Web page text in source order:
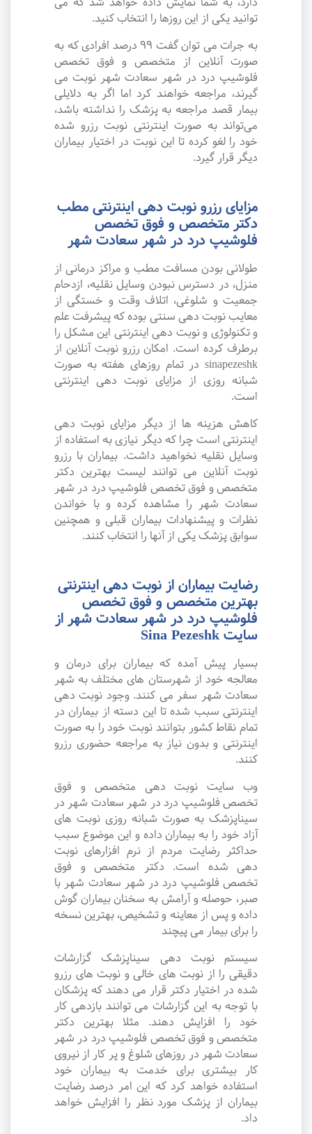
توانید یکی از این روزها را انتخاب کنید.
به جرات می‌ توان گفت ۹۹ درصد افرادی که به
صورت آنلاین از متخصص و فوق تخصص
فلوشیپ درد در شهر سعادت شهر نوبت می
گیرند، مراجعه خواهند کرد اما اگر به دلایلی
بیمار قصد مراجعه به پزشک را نداشته باشد،
می‌تواند به صورت اینترنتی نوبت رزرو شده
خود را لغو کرده تا این نوبت در اختیار بیماران
دیگر قرار گیرد.
مزایای رزرو نوبت دهی اینترنتی مطب
دکتر متخصص و فوق تخصص
فلوشیپ درد در شهر سعادت شهر
طولانی بودن مسافت مطب و مراکز درمانی از
منزل، در دسترس نبودن وسایل نقلیه، ازدحام
جمعیت و شلوغی، اتلاف وقت و خستگی از
معایب نوبت دهی سنتی بوده که پیشرفت علم
و تکنولوژی و نوبت دهی اینترنتی این مشکل را
برطرف کرده است. امکان رزرو نوبت آنلاین از
sinapezeshk در تمام روزهای هفته به صورت
شبانه روزی از مزایای نوبت دهی اینترنتی
است.
کاهش هزینه ها از دیگر مزایای نوبت دهی
اینترنتی است چرا که دیگر نیازی به استفاده از
وسایل نقلیه نخواهید داشت. بیماران با رزرو
نوبت آنلاین می توانند لیست بهترین دکتر
متخصص و فوق تخصص فلوشیپ درد در شهر
سعادت شهر را مشاهده کرده و با خواندن
نظرات و پیشنهادات بیماران قبلی و همچنین
سوابق پزشک یکی از آنها را انتخاب کنند.
رضایت بیماران از نوبت دهی اینترنتی
بهترین متخصص و فوق تخصص
فلوشیپ درد در شهر سعادت شهر از
سایت Sina Pezeshk
بسیار پیش آمده که بیماران برای درمان و
معالجه خود از شهرستان های مختلف به شهر
سعادت شهر سفر می کنند. وجود نوبت دهی
اینترنتی سبب شده تا این دسته از بیماران در
تمام نقاط کشور بتوانند نوبت خود را به صورت
اینترنتی و بدون نیاز به مراجعه حضوری رزرو
کنند.
وب سایت نوبت دهی متخصص و فوق
تخصص فلوشیپ درد در شهر سعادت شهر در
سیناپزشک به صورت شبانه روزی نوبت های
آزاد خود را به بیماران داده و این موضوع سبب
حداکثر رضایت مردم از نرم افزارهای نوبت
دهی شده است. دکتر متخصص و فوق
تخصص فلوشیپ درد در شهر سعادت شهر با
صبر، حوصله و آرامش به سخنان بیماران گوش
داده و پس از معاینه و تشخیص، بهترین نسخه
را برای بیمار می پیچند
سیستم نوبت دهی سیناپزشک گزارشات
دقیقی را از نوبت های خالی و نوبت های رزرو
شده در اختیار دکتر قرار می دهند که پزشکان
با توجه به این گزارشات می توانند بازدهی کار
خود را افزایش دهند. مثلا بهترین دکتر
متخصص و فوق تخصص فلوشیپ درد در شهر
سعادت شهر در روزهای شلوغ و پر کار از نیروی
کار بیشتری برای خدمت به بیماران خود
استفاده خواهد کرد که این امر درصد رضایت
بیماران از پزشک مورد نظر را افزایش خواهد
داد.